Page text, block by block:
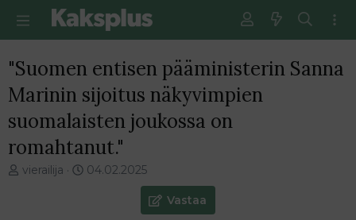
"Suomen entisen pääministerin Sanna
Marinin sijoitus näkyvimpien
suomalaisten joukossa on
romahtanut."
V
vierailija
E
04.02.2025
Vastaa